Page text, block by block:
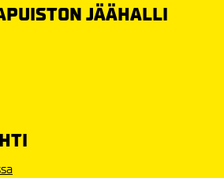
JÄÄHALLI